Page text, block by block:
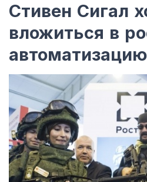
Стивен Сигал
вложиться в
автоматизацию